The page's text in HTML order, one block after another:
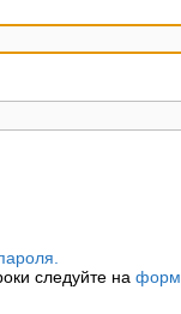
следуйте на